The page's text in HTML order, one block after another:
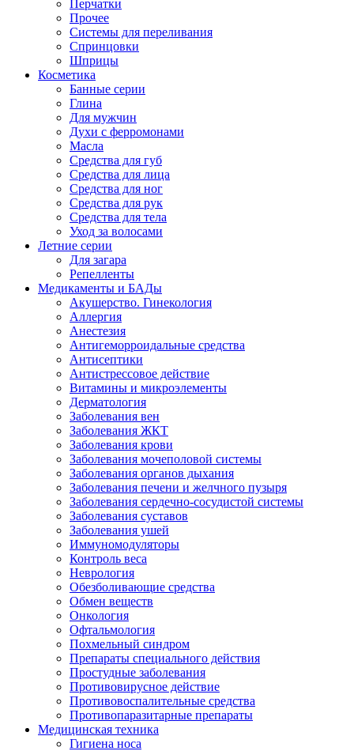
Перчатки
Прочее
Системы для переливания
Спринцовки
Шприцы
Косметика
Банные серии
Глина
Для мужчин
Духи с ферромонами
Масла
Средства для губ
Средства для лица
Средства для ног
Средства для рук
Средства для тела
Уход за волосами
Летние серии
Для загара
Репелленты
Медикаменты и БАДы
Акушерство. Гинекология
Аллергия
Анестезия
Антигеморроидальные средства
Антисептики
Антистрессовое действие
Витамины и микроэлементы
Дерматология
Заболевания вен
Заболевания ЖКТ
Заболевания крови
Заболевания мочеполовой системы
Заболевания органов дыхания
Заболевания печени и желчного пузыря
Заболевания сердечно-сосудистой системы
Заболевания суставов
Заболевания ушей
Иммуномодуляторы
Контроль веса
Неврология
Обезболивающие средства
Обмен веществ
Онкология
Офтальмология
Похмельный синдром
Препараты специального действия
Простудные заболевания
Противовирусное действие
Противовоспалительные средства
Противопаразитарные препараты
Медицинская техника
Гигиена носа